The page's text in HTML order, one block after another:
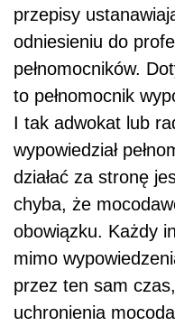
przepisy
odniesieniu do
pełnomocników.
to pełnomocnik
I tak adwokat lub
wypowiedział
działać za stronę
chyba, że
obowiązku. Każdy
mimo
przez ten sam
uchronienia